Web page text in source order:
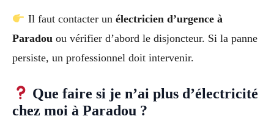
Il faut contacter un électricien d’urgence à
Paradou ou vérifier d’abord le disjoncteur. Si la panne
persiste, un professionnel doit intervenir.
Que faire si je n’ai plus d’électricité
chez moi à Paradou ?